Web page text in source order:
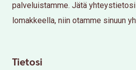
palveluistamme. Jätä
lomakkeella, niin otamme sinuun
Tietosi